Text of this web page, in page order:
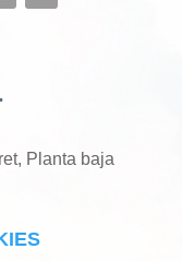
Planta baja